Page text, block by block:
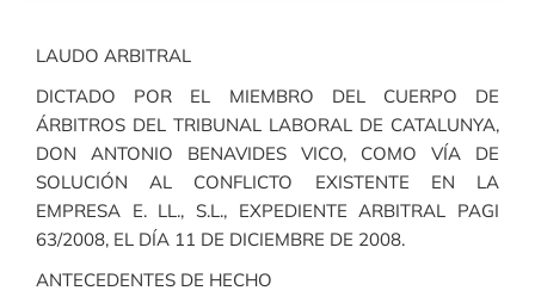
LAUDO ARBITRAL
DICTADO POR EL MIEMBRO DEL CUERPO DE
ÁRBITROS DEL TRIBUNAL LABORAL DE CATALUNYA,
DON ANTONIO BENAVIDES VICO, COMO VÍA DE
SOLUCIÓN AL CONFLICTO EXISTENTE EN LA
EMPRESA E. LL., S.L., EXPEDIENTE ARBITRAL PAGI
63/2008, EL DÍA 11 DE DICIEMBRE DE 2008.
ANTECEDENTES DE HECHO